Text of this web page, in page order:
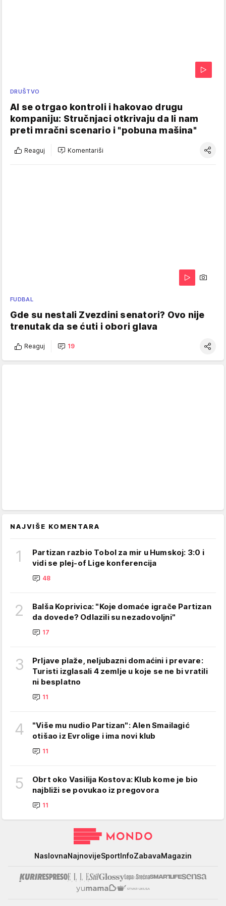
DRUŠTVO
AI se otrgao kontroli i hakovao drugu
kompaniju: Stručnjaci otkrivaju da li nam
preti mračni scenario i "pobuna mašina"
Reaguj Komentariši
FUDBAL
Gde su nestali Zvezdini senatori? Ovo nije
trenutak da se ćuti i obori glava
Reaguj 19
NAJVIŠE KOMENTARA
1
Partizan razbio Tobol za mir u Humskoj: 3:0 i
vidi se plej-of Lige konferencija
48
2
Balša Koprivica: "Koje domaće igrače Partizan
da dovede? Odlazili su nezadovoljni"
17
3
Prljave plaže, neljubazni domaćini i prevare:
Turisti izglasali 4 zemlje u koje se ne bi vratili
ni besplatno
11
4
"Više mu nudio Partizan": Alen Smailagić
otišao iz Evrolige i ima novi klub
11
5
Obrt oko Vasilija Kostova: Klub kome je bio
najbliži se povukao iz pregovora
11
NaslovnaNajnovijeSportInfoZabavaMagazin